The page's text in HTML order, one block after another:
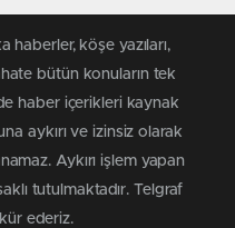
haberler, köşe yazıları,
bütün konuların tek
haber içerikleri kaynak
aykırı ve izinsiz olarak
Aykırı işlem yapan
tutulmaktadır. Telgraf
ederiz.